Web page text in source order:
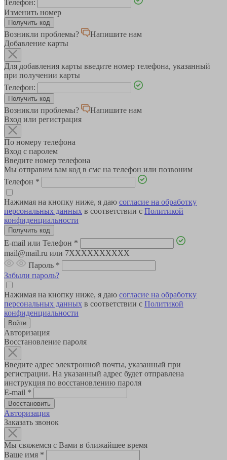
Телефон:
Изменить номер
Возникли проблемы?
Напишите нам
Добавление карты
Для добавления карты введите номер телефона, указанный
при получении карты
Телефон:
Возникли проблемы?
Напишите нам
Вход или регистрация
По номеру телефона
Вход с паролем
Введите номер телефона
Мы отправим вам код в смс на телефон или позвоним
Телефон *
Нажимая на кнопку ниже, я даю согласие на обработку
персональных данных в соответствии с Политикой
конфиденциальности
E-mail или Телефон *
mail@mail.ru или 7XXXXXXXXXX
Пароль *
Забыли пароль?
Нажимая на кнопку ниже, я даю согласие на обработку
персональных данных в соответствии с Политикой
конфиденциальности
Авторизация
Восстановление пароля
Введите адрес электронной почты, указанный при
регистрации. На указанный адрес будет отправлена
инструкция по восстановлению пароля
E-mail *
Авторизация
Заказать звонок
Мы свяжемся с Вами в ближайшее время
Ваше имя *